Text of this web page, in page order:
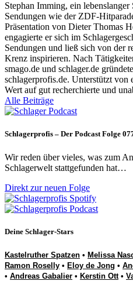
Stephan Imming, ein
Sendungen wie der ZDF-
Präsentation von Dieter Thomas
engagierte er sich im
Sendungen und ließ sich von der
Krenz inspirieren. Nach
smago.de und schlager.de
schlagerprofis.de. Unterstützt von
Wert auf gut recherchierte und
Alle Beiträge
Schlagerprofis – Der Podcast Folge
Wir reden über vieles, was zum
Schlagerwelt stattgefunden hat…
Direkt zur neuen Folge
Deine Schlager-Stars
Kastelruther Spatzen • Melissa
Ramon Roselly • Eloy de Jong •
• Andreas Gabalier • Kerstin Ott•